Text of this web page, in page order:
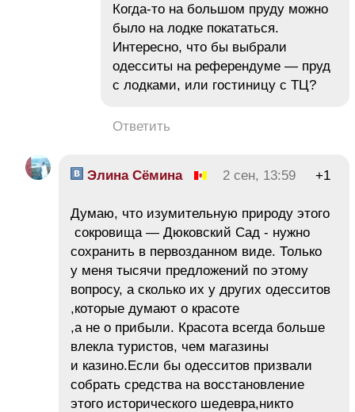
Когда-то на большом пруду можно
было на лодке покататься.
Интересно, что бы выбрали
одесситы на референдуме — пруд
с лодками, или гостиницу с ТЦ?
Ответить
Элина Сёмина 2 сен, 13:59 +1
Думаю, что изумительную природу этого
сокровища — Дюковский Сад - нужно
сохранить в первозданном виде. Только
у меня тысячи предложений по этому
вопросу, а сколько их у других одесситов
,которые думают о красоте
,а не о прибыли. Красота всегда больше
влекла туристов, чем магазины
и казино.Если бы одесситов призвали
собрать средства на восстановление
этого исторического шедевра,никто